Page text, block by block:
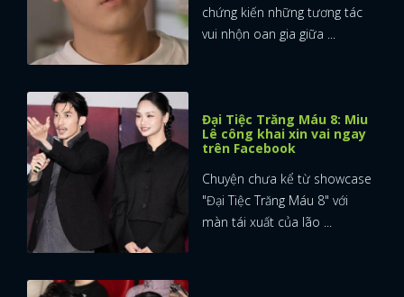
chứng kiến những tương tác
vui nhộn oan gia giữa ...
Đại Tiệc Trăng Máu 8: Miu
Lê công khai xin vai ngay
trên Facebook
Chuyện chưa kể từ showcase
"Đại Tiệc Trăng Máu 8" với
màn tái xuất của lão ...